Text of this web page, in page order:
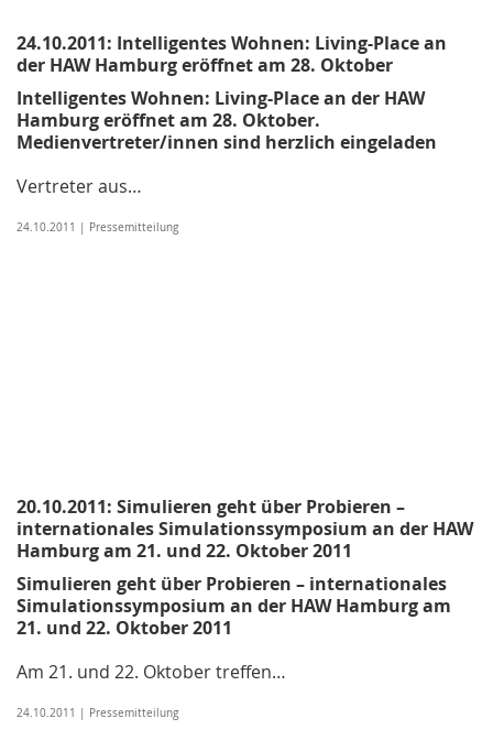
24.10.2011: Intelligentes Wohnen: Living-Place an
der HAW Hamburg eröffnet am 28. Oktober
Intelligentes Wohnen: Living-Place an der HAW
Hamburg eröffnet am 28. Oktober.
Medienvertreter/innen sind herzlich eingeladen
Vertreter aus…
24.10.2011 | Pressemitteilung
20.10.2011: Simulieren geht über Probieren –
internationales Simulationssymposium an der HAW
Hamburg am 21. und 22. Oktober 2011
Simulieren geht über Probieren – internationales
Simulationssymposium an der HAW Hamburg am
21. und 22. Oktober 2011
Am 21. und 22. Oktober treffen…
24.10.2011 | Pressemitteilung